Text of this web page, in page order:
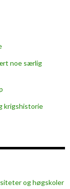
noe særlig
krigshistorie
og høgskoler